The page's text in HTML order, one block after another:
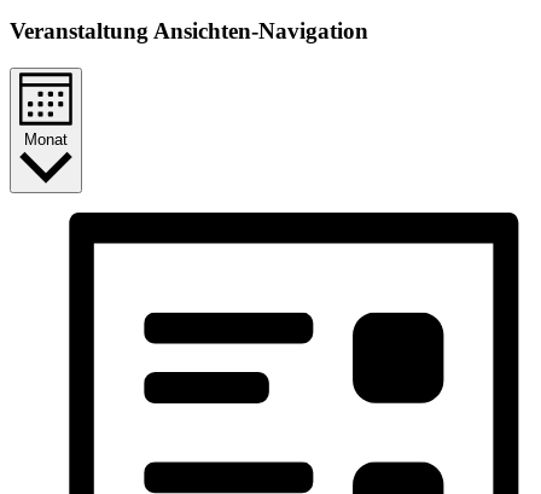
Veranstaltung Ansichten-Navigation
Monat